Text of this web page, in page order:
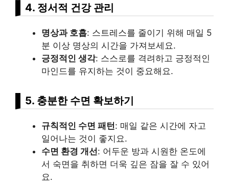
4. 정서적 건강 관리
명상과 호흡: 스트레스를 줄이기 위해 매일 5
분 이상 명상의 시간을 가져보세요.
긍정적인 생각: 스스로를 격려하고 긍정적인
마인드를 유지하는 것이 중요해요.
5. 충분한 수면 확보하기
규칙적인 수면 패턴: 매일 같은 시간에 자고
일어나는 것이 좋지요.
수면 환경 개선: 어두운 방과 시원한 온도에
서 숙면을 취하면 더욱 깊은 잠을 잘 수 있어
요.